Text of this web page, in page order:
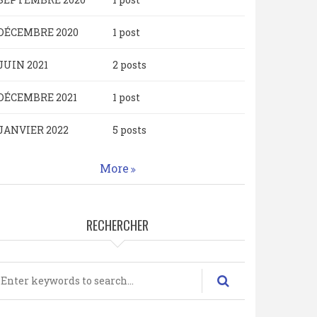
2020 1 post
2021 2 posts
2021 1 post
2022 5 posts
More
RECHERCHER